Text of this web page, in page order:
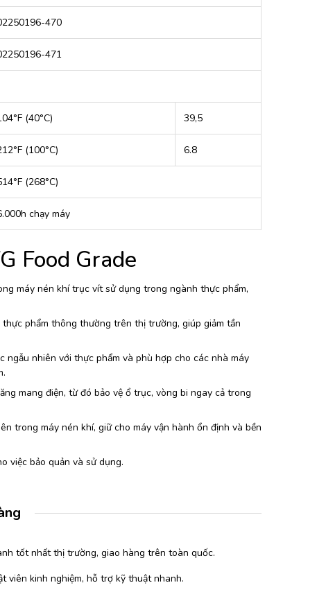
470
471
(40°C) 39,5
(100°C) 6.8
(268°C)
chạy máy
Food Grade
máy nén khí trục vít sử dụng trong ngành thực phẩm,
phẩm thông thường trên thị trường, giúp giảm tần
ngẫu nhiên với thực phẩm và phù hợp cho các nhà máy
mang điện, từ đó bảo vệ ổ trục, vòng bi ngay cả trong
trong máy nén khí, giữ cho máy vận hành ổn định và bền
việc bảo quản và sử dụng.
tốt nhất thị trường, giao hàng trên toàn quốc.
viên kinh nghiệm, hỗ trợ kỹ thuật nhanh.